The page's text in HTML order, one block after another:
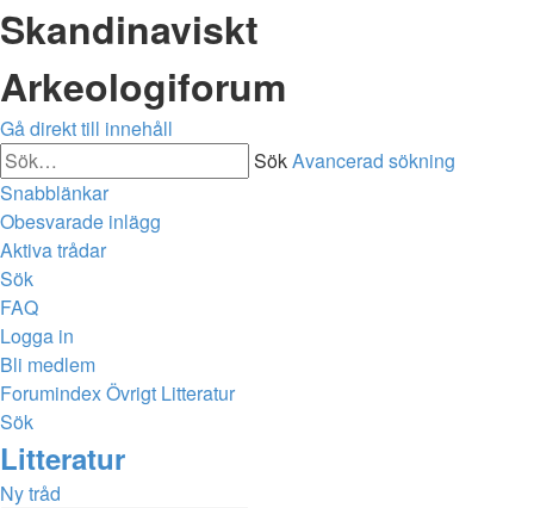
Skandinaviskt
Arkeologiforum
Gå direkt till innehåll
SökAvancerad sökning
Snabblänkar
Obesvarade inlägg
Aktiva trådar
Sök
FAQ
Logga in
Bli medlem
ForumindexÖvrigt Litteratur
Sök
Litteratur
Ny tråd